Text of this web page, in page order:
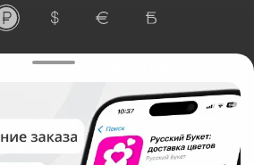
доставки цветов в Москве
ответственностью «Технология»
ИНН: 5410081997
Новосибирск, ул. Ипподромская,